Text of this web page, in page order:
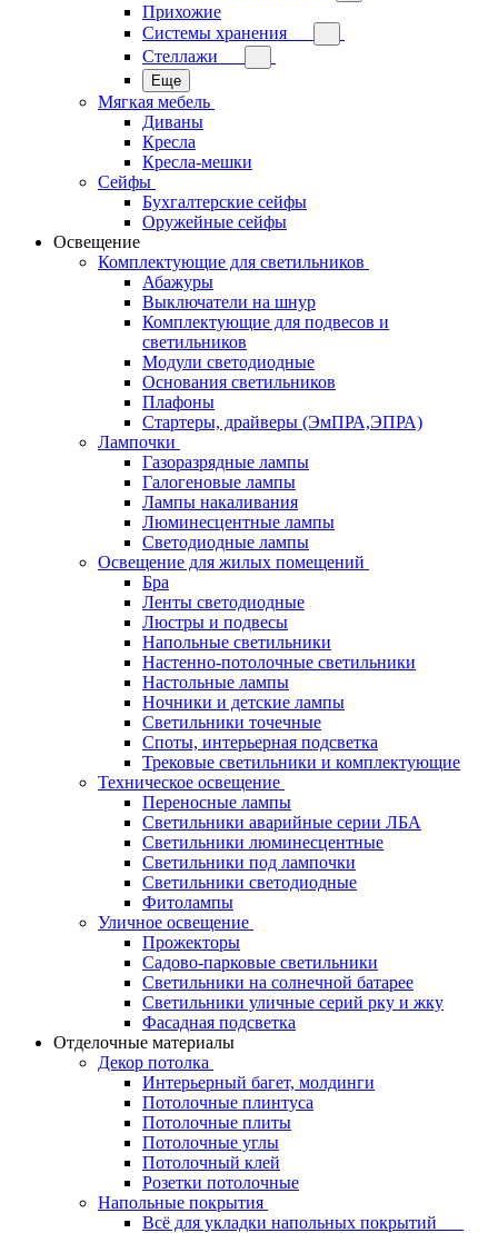
Прихожие
Системы хранения
Стеллажи
Еще
Мягкая мебель
Диваны
Кресла
Кресла-мешки
Сейфы
Бухгалтерские сейфы
Оружейные сейфы
Освещение
Комплектующие для светильников
Абажуры
Выключатели на шнур
Комплектующие для подвесов и
светильников
Модули светодиодные
Основания светильников
Плафоны
Стартеры, драйверы (ЭмПРА,ЭПРА)
Лампочки
Газоразрядные лампы
Галогеновые лампы
Лампы накаливания
Люминесцентные лампы
Светодиодные лампы
Освещение для жилых помещений
Бра
Ленты светодиодные
Люстры и подвесы
Напольные светильники
Настенно-потолочные светильники
Настольные лампы
Ночники и детские лампы
Светильники точечные
Споты, интерьерная подсветка
Трековые светильники и комплектующие
Техническое освещение
Переносные лампы
Светильники аварийные серии ЛБА
Светильники люминесцентные
Светильники под лампочки
Светильники светодиодные
Фитолампы
Уличное освещение
Прожекторы
Садово-парковые светильники
Светильники на солнечной батарее
Светильники уличные серий рку и жку
Фасадная подсветка
Отделочные материалы
Декор потолка
Интерьерный багет, молдинги
Потолочные плинтуса
Потолочные плиты
Потолочные углы
Потолочный клей
Розетки потолочные
Напольные покрытия
Всё для укладки напольных покрытий